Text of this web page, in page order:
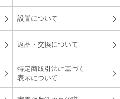
設置について
返品・交換について
特定商取引法に基づく
表示について